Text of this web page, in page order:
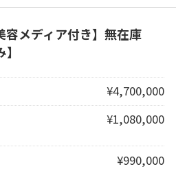
容メディア付き】無在庫
¥4,700,000
¥1,080,000
¥990,000